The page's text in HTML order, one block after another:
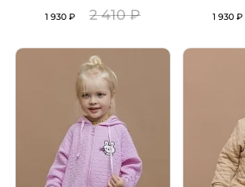
1 930 ₽ 2 410 ₽ 1 930 ₽